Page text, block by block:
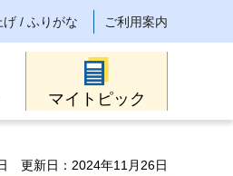
げ / ふりがな ご利用案内
マイトピック
更新日：2024年11月26日